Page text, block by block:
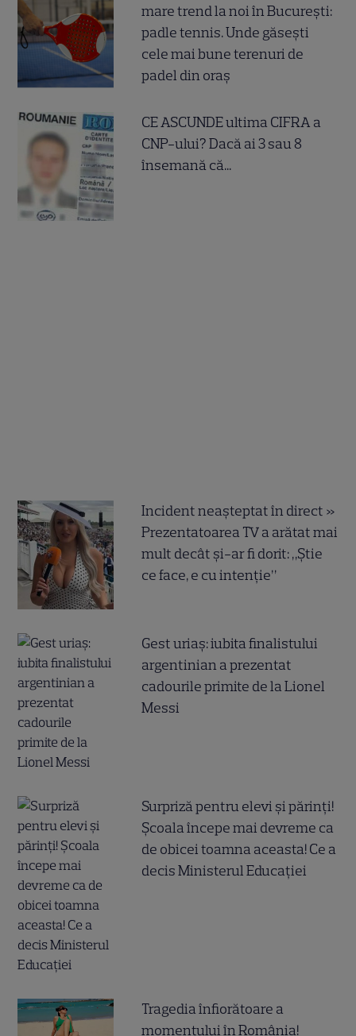
mare trend la noi în București:
padle tennis. Unde găsești
cele mai bune terenuri de
padel din oraș
CE ASCUNDE ultima CIFRA a
CNP-ului? Dacă ai 3 sau 8
însemană că...
Incident neașteptat în direct »
Prezentatoarea TV a arătat mai
mult decât și-ar fi dorit: „Știe
ce face, e cu intenție”
Gest uriaș: iubita finalistului
argentinian a prezentat
cadourile primite de la Lionel
Messi
Surpriză pentru elevi și părinți!
Școala începe mai devreme ca
de obicei toamna aceasta! Ce a
decis Ministerul Educației
Tragedia înfiorătoare a
momentului în România!